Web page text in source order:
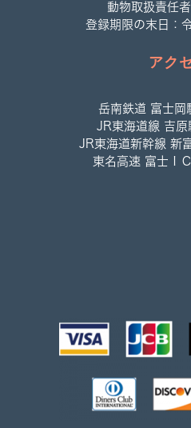
動物取扱責任
登録期限の末日：
アク
岳南鉄道 富士岡
JR東海道線 吉
JR東海道新幹線 新
東名高速 富士Ｉ